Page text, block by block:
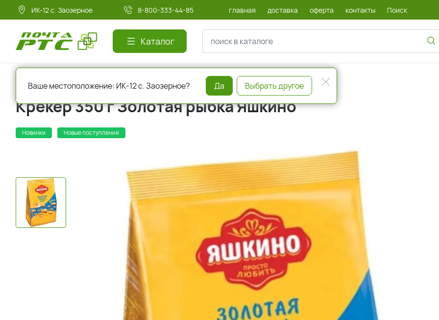
ИК-12 с. Заозерное 8-800-333-44-85 главная доставка оферта контакты Поиск
Каталог
Крекер 350 г Золотая рыбка Яшкино
Новинки Новые поступления
Ваше местоположение: ИК-12 с. Заозерное? Да Выбрать другое